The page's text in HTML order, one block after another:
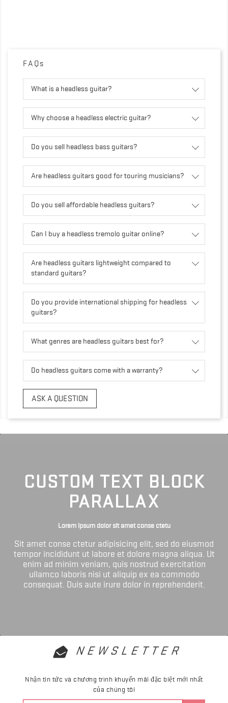
FAQs
What is a headless guitar?
Why choose a headless electric guitar?
Do you sell headless bass guitars?
Are headless guitars good for touring musicians?
Do you sell affordable headless guitars?
Can I buy a headless tremolo guitar online?
Are headless guitars lightweight compared to
standard guitars?
Do you provide international shipping for headless
guitars?
What genres are headless guitars best for?
Do headless guitars come with a warranty?
ASK A QUESTION
CUSTOM TEXT BLOCK
PARALLAX
Lorem ipsum dolor sit amet conse ctetu
Sit amet conse ctetur adipisicing elit, sed do eiusmod
tempor incididunt ut labore et dolore magna aliqua. Ut
enim ad minim veniam, quis nostrud exercitation
ullamco laboris nisi ut aliquip ex ea commodo
consequat. Duis aute irure dolor in reprehenderit.
NEWSLETTER
Nhận tin tức và chương trình khuyến mãi đặc biệt mới nhất
của chúng tôi